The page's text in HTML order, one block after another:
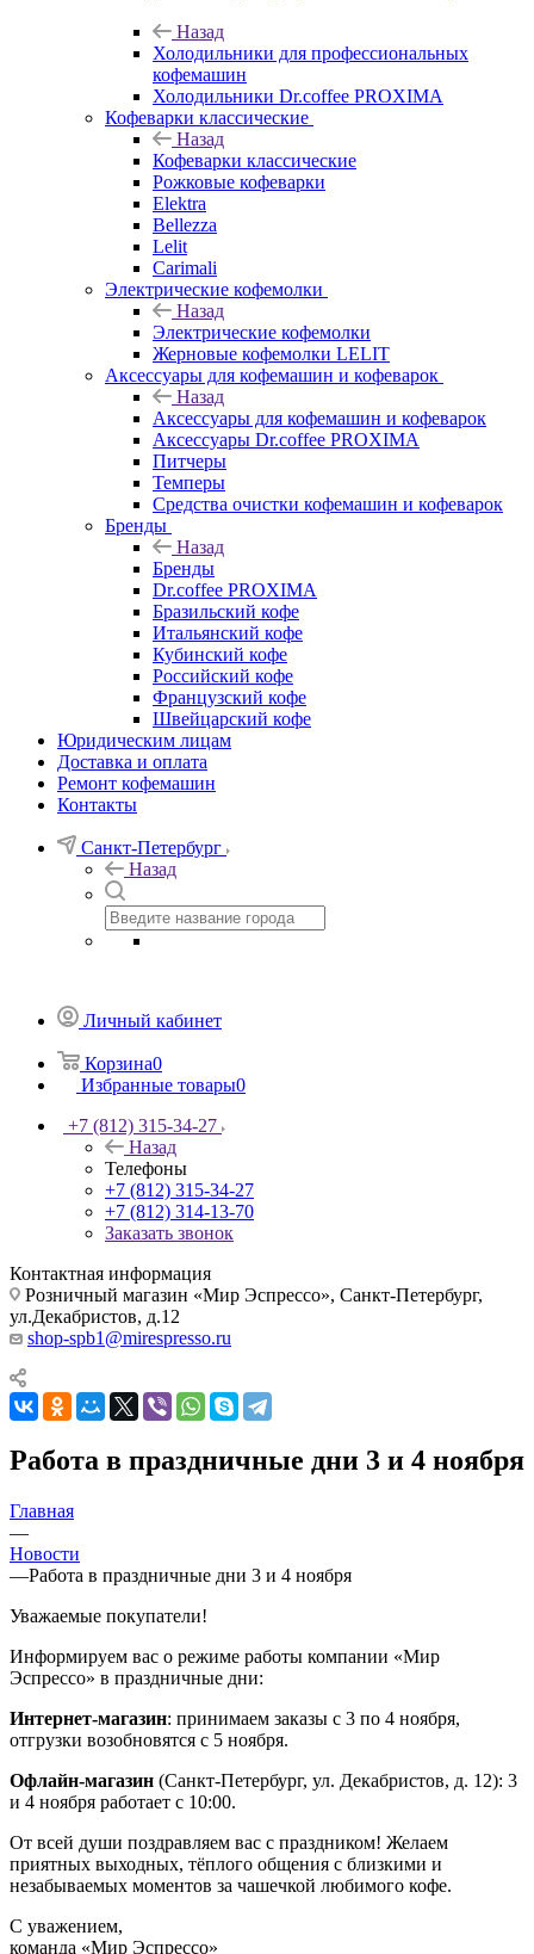
Назад
Холодильники для профессиональных
кофемашин
Холодильники Dr.coffee PROXIMA
Кофеварки классические
Назад
Кофеварки классические
Рожковые кофеварки
Elektra
Bellezza
Lelit
Carimali
Электрические кофемолки
Назад
Электрические кофемолки
Жерновые кофемолки LELIT
Аксессуары для кофемашин и кофеварок
Назад
Аксессуары для кофемашин и кофеварок
Аксессуары Dr.coffee PROXIMA
Питчеры
Темперы
Средства очистки кофемашин и кофеварок
Бренды
Назад
Бренды
Dr.coffee PROXIMA
Бразильский кофе
Итальянский кофе
Кубинский кофе
Российский кофе
Французский кофе
Швейцарский кофе
Юридическим лицам
Доставка и оплата
Ремонт кофемашин
Контакты
Санкт-Петербург
Назад
Личный кабинет
Корзина0
Избранные товары0
+7 (812) 315-34-27
Назад
Телефоны
+7 (812) 315-34-27
+7 (812) 314-13-70
Заказать звонок
Контактная информация
Розничный магазин «Мир Эспрессо», Санкт-Петербург,
ул.Декабристов, д.12
shop-spb1@mirespresso.ru
Работа в праздничные дни 3 и 4 ноября
Главная
—
Новости
—Работа в праздничные дни 3 и 4 ноября
Уважаемые покупатели!
Информируем вас о режиме работы компании «Мир
Эспрессо» в праздничные дни:
Интернет‑магазин: принимаем заказы с 3 по 4 ноября,
отгрузки возобновятся с 5 ноября.
Офлайн‑магазин (Санкт‑Петербург, ул. Декабристов, д. 12): 3
и 4 ноября работает с 10:00.
От всей души поздравляем вас с праздником! Желаем
приятных выходных, тёплого общения с близкими и
незабываемых моментов за чашечкой любимого кофе.
С уважением,
команда «Мир Эспрессо»